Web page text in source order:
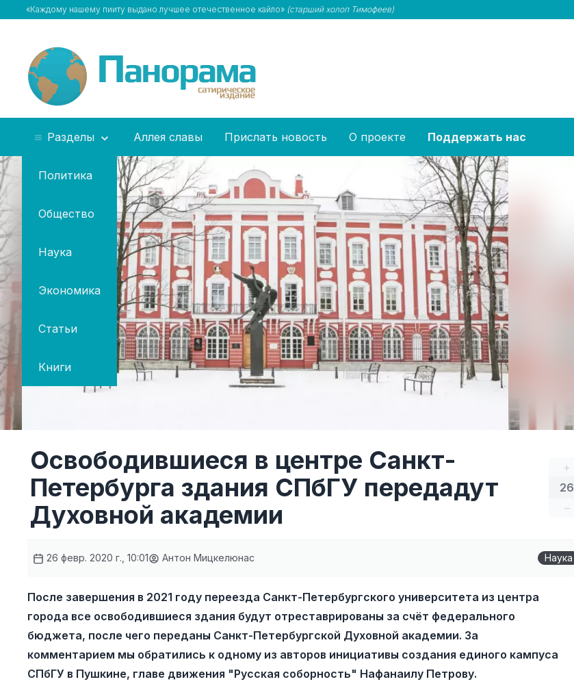
«Каждому нашему пииту выдано лучшее отечественное кайло» (старший холоп Тимофеев)
Разделы
Политика
Общество
Наука
Экономика
Статьи
Книги
Аллея славы Прислать новость О проекте Поддержать нас
+
26
–
Освободившиеся в центре Санкт-
Петербурга здания СПбГУ передадут
Духовной академии
26 февр. 2020 г., 10:01 Антон Мицкелюнас Наука
После завершения в 2021 году переезда Санкт-Петербургского университета из центра
города все освободившиеся здания будут отреставрированы за счёт федерального
бюджета, после чего переданы Санкт-Петербургской Духовной академии. За
комментарием мы обратились к одному из авторов инициативы создания единого кампуса
СПбГУ в Пушкине, главе движения "Русская соборность" Нафанаилу Петрову.